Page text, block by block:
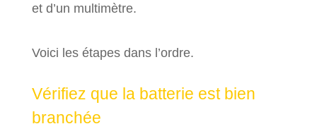
et d’un multimètre.
Voici les étapes dans l’ordre.
Vérifiez que la batterie est bien
branchée